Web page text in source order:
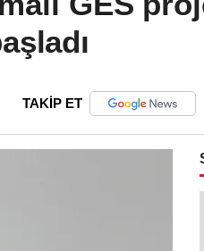
TAKİP ET